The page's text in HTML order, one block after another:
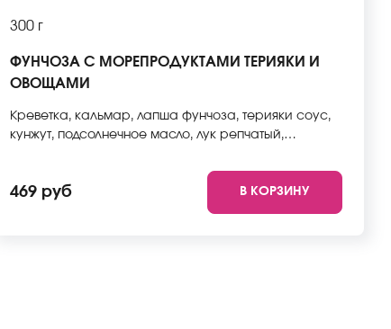
300 г
ФУНЧОЗА С МОРЕПРОДУКТАМИ ТЕРИЯКИ И
ОВОЩАМИ
Креветка, кальмар, лапша фунчоза, терияки соус,
кунжут, подсолнечное масло, лук репчатый,
болгарский перец, микс имбирь-чеснок. *Внешний
вид блюда может отличаться от фото на сайте.
469 руб В КОРЗИНУ